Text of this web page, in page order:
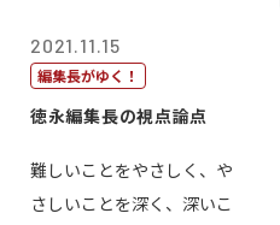
2021.11.15
編集長がゆく！
徳永編集長の視点論点
難しいことをやさしく、や
さしいことを深く、深いこ